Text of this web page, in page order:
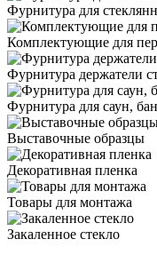
Фурнитура для
Комплектующие для
Фурнитура держатели
Фурнитура для саун,
Выставочные образцы
Декоративная пленка
Товары для монтажа
Закаленное стекло